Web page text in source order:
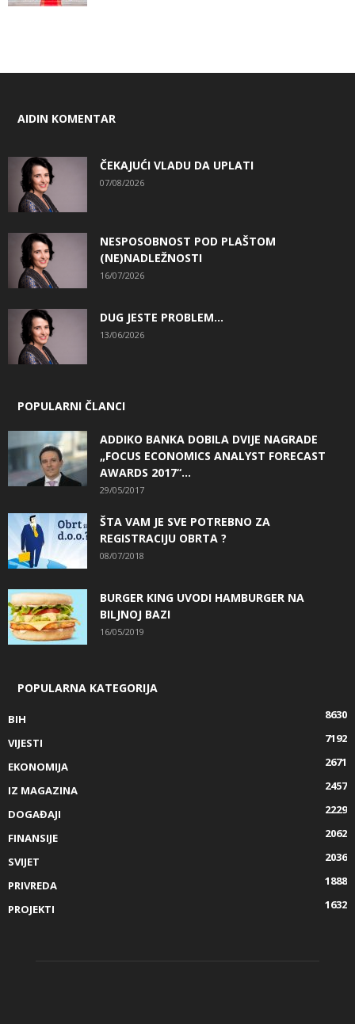
AIDIN KOMENTAR
ČEKAJUĆI VLADU DA UPLATI
07/08/2026
NESPOSOBNOST POD PLAŠTOM
(NE)NADLEŽNOSTI
16/07/2026
DUG JESTE PROBLEM…
13/06/2026
POPULARNI ČLANCI
ADDIKO BANKA DOBILA DVIJE NAGRADE
„FOCUS ECONOMICS ANALYST FORECAST
AWARDS 2017“...
29/05/2017
ŠTA VAM JE SVE POTREBNO ZA
REGISTRACIJU OBRTA ?
08/07/2018
BURGER KING UVODI HAMBURGER NA
BILJNOJ BAZI
16/05/2019
POPULARNA KATEGORIJA
BIH
8630
VIJESTI
7192
EKONOMIJA
2671
IZ MAGAZINA
2457
DOGAĐAJI
2229
FINANSIJE
2062
SVIJET
2036
PRIVREDA
1888
PROJEKTI
1632